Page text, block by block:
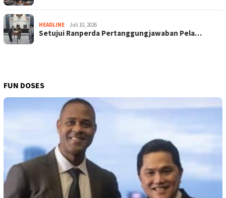
HEADLINE Juli 10, 2026
Setujui Ranperda Pertanggungjawaban Pela…
FUN DOSES